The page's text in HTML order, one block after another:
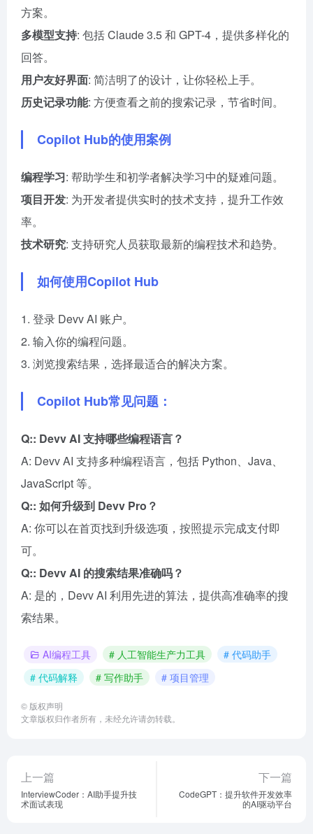
方案。
多模型支持: 包括 Claude 3.5 和 GPT-4，提供多样化的
回答。
用户友好界面: 简洁明了的设计，让你轻松上手。
历史记录功能: 方便查看之前的搜索记录，节省时间。
Copilot Hub的使用案例
编程学习: 帮助学生和初学者解决学习中的疑难问题。
项目开发: 为开发者提供实时的技术支持，提升工作效
率。
技术研究: 支持研究人员获取最新的编程技术和趋势。
如何使用Copilot Hub
1. 登录 Devv AI 账户。
2. 输入你的编程问题。
3. 浏览搜索结果，选择最适合的解决方案。
Copilot Hub常见问题：
Q:: Devv AI 支持哪些编程语言？
A: Devv AI 支持多种编程语言，包括 Python、Java、
JavaScript 等。
Q:: 如何升级到 Devv Pro？
A: 你可以在首页找到升级选项，按照提示完成支付即
可。
Q:: Devv AI 的搜索结果准确吗？
A: 是的，Devv AI 利用先进的算法，提供高准确率的搜
索结果。
AI编程工具 # 人工智能生产力工具
# 代码助手
# 代码解释
# 写作助手 # 项目管理
© 版权声明
文章版权归作者所有，未经允许请勿转载。
上一篇
InterviewCoder：AI助手提升技
术面试表现
下一篇
CodeGPT：提升软件开发效率
的AI驱动平台